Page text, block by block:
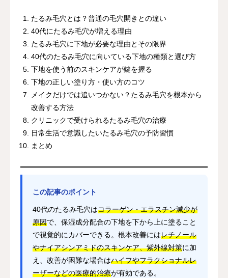
たるみ毛穴とは？普通の毛穴開きとの違い
40代にたるみ毛穴が増える理由
たるみ毛穴に下地が必要な理由とその限界
40代のたるみ毛穴に向いている下地の種類と選び方
下地を使う前のスキンケアが鍵を握る
下地の正しい塗り方・使い方のコツ
メイクだけでは追いつかない？たるみ毛穴を根本から
改善する方法
クリニックで受けられるたるみ毛穴の治療
日常生活で意識したいたるみ毛穴の予防習慣
まとめ
この記事のポイント
40代のたるみ毛穴はコラーゲン・エラスチン減少が
原因で、保湿成分配合の下地を下から上に塗ること
で視覚的にカバーできる。根本改善にはレチノール
やナイアシンアミドのスキンケア、紫外線対策に加
え、改善が困難な場合はハイフやフラクショナルレ
ーザーなどの医療的治療が有効である。